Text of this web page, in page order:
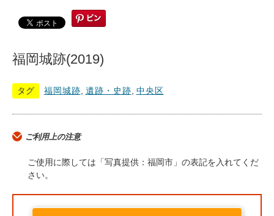
福岡城跡(2019)
タグ 福岡城跡 遺跡・史跡 中央区
ご利用上の注意
ご使用に際しては「写真提供：福岡市」の表記を入れてくだ
さい。